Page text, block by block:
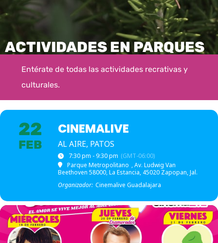
ACTIVIDADES EN PARQUES
Entérate de todas las actividades recrativas y
culturales.
22
FEB
CINEMALIVE
AL AIRE, PATOS
7:30 pm - 9:30 pm (GMT-06:00)
Parque Metropolitano , Av. Ludwig Van
Beethoven 58000, La Estancia, 45020 Zapopan, Jal.
Organizador: Cinemalive Guadalajara